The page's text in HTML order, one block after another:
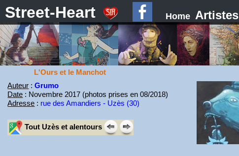
Street-Heart Home Artistes
L'Ours et le Manchot
Auteur :Grumo
Date : Novembre 2017 (photos prises en 08/2018)
Adresse : rue des Amandiers - Uzès (30)
Tout Uzès et alentours